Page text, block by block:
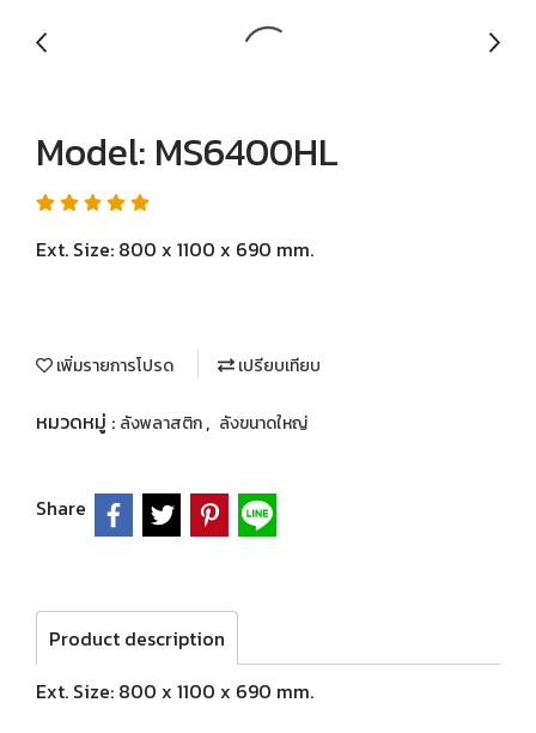
Model: MS6400HL
Ext. Size: 800 x 1100 x 690 mm.
เพิ่มรายการโปรด เปรียบเทียบ
หมวดหมู่ : ลังพลาสติก, ลังขนาดใหญ่
Share
Product description
Ext. Size: 800 x 1100 x 690 mm.